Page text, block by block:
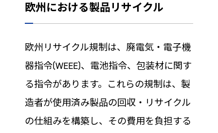
欧州における製品リサイクル
欧州リサイクル規制は、廃電気・電子機
器指令(WEEE)、電池指令、包装材に関す
る指令があります。これらの規制は、製
造者が使用済み製品の回収・リサイクル
の仕組みを構築し、その費用を負担する